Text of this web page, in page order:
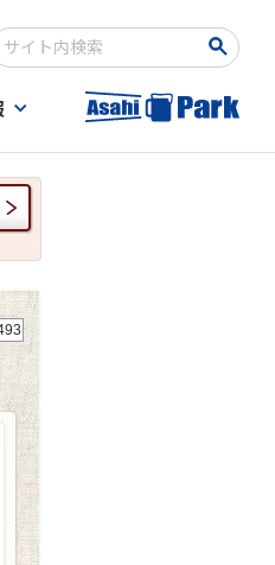
索キーワード入力